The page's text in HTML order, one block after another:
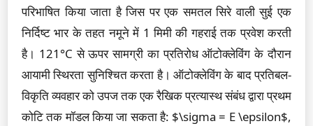
परिभाषित किया जाता है जिस पर एक समतल सिरे वाली सुई एक
निर्दिष्ट भार के तहत नमूने में 1 मिमी की गहराई तक प्रवेश करती
है। 121°C से ऊपर सामग्री का प्रतिरोध ऑटोक्लेविंग के दौरान
आयामी स्थिरता सुनिश्चित करता है। ऑटोक्लेविंग के बाद प्रतिबल-
विकृति व्यवहार को उपज तक एक रैखिक प्रत्यास्थ संबंध द्वारा प्रथम
कोटि तक मॉडल किया जा सकता है: $\sigma = E \epsilon$,